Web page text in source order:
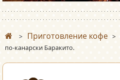
> Приготовление кофе >
по-канарски Баракито.